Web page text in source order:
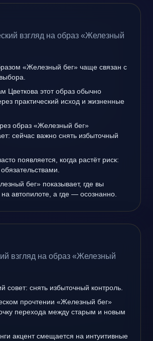
взгляд на образ «Железный
«Железный бег» чаще связан с
Цветкова этот образ обычно
практический исход и жизненные
образ «Железный бег»
сейчас важно снять избыточный
появляется, когда растёт риск:
бег» показывает, где вы
на автопилоте, а где — осознанно.
взгляд на образ «Железный
совет: снять избыточный контроль.
прочтении «Железный бег»
перехода между старым и новым
акцент смещается на интуитивные